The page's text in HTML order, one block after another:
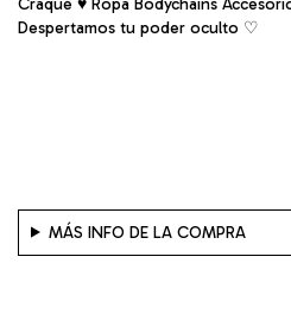
Despertamos tu poder oculto ♡︎
MÁS INFO DE LA COMPRA